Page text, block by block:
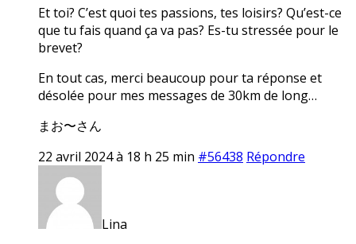
Et toi? C’est quoi tes passions, tes loisirs? Qu’est-ce
que tu fais quand ça va pas? Es-tu stressée pour le
brevet?
En tout cas, merci beaucoup pour ta réponse et
désolée pour mes messages de 30km de long…
まお〜さん
22 avril 2024 à 18 h 25 min #56438 Répondre
Lina